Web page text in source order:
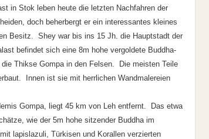
in Stok leben heute die letzten Nachfahren der
doch beherbergt er ein interessantes kleines
Besitz. Shey war bis ins 15 Jh. die Hauptstadt der
befindet sich eine 8m hohe vergoldete Buddha-
Thikse Gompa in den Felsen. Die meisten Teile
Innen ist sie mit herrlichen Wandmalereien
Gompa, liegt 45 km von Leh entfernt. Das etwa
wie der 5m hohe sitzender Buddha im
lapislazuli, Türkisen und Korallen verzierten